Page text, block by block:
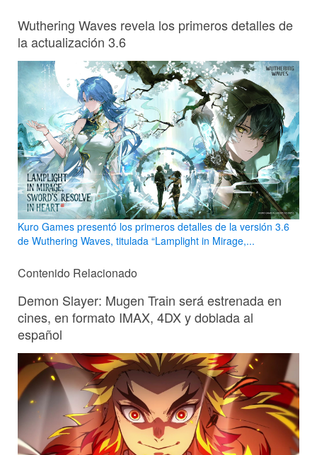
Wuthering Waves revela los primeros detalles de
la actualización 3.6
Kuro Games presentó los primeros detalles de la versión 3.6
de Wuthering Waves, titulada “Lamplight in Mirage,...
Contenido Relacionado
Demon Slayer: Mugen Train será estrenada en
cines, en formato IMAX, 4DX y doblada al
español